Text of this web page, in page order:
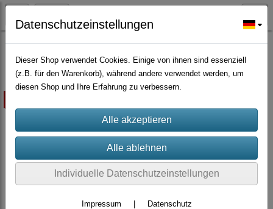
Großmengen Samen
Datenschutzeinstellungen
Dieser Shop verwendet Cookies. Einige von ihnen sind essenziell
(z.B. für den Warenkorb), während andere verwendet werden, um
diesen Shop und Ihre Erfahrung zu verbessern.
Individuelle Datenschutzeinstellungen
Impressum Datenschutz